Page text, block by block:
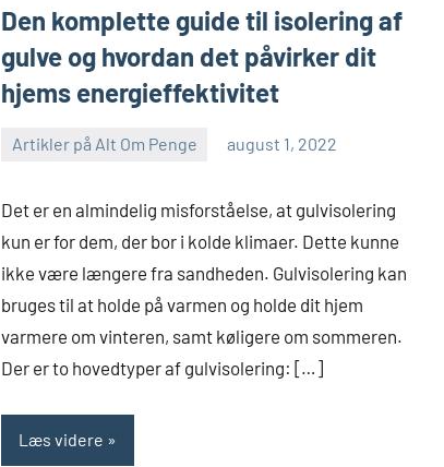
Den komplette guide til isolering af
gulve og hvordan det påvirker dit
hjems energieffektivitet
Artikler på Alt Om Penge august 1, 2022
Det er en almindelig misforståelse, at gulvisolering
kun er for dem, der bor i kolde klimaer. Dette kunne
ikke være længere fra sandheden. Gulvisolering kan
bruges til at holde på varmen og holde dit hjem
varmere om vinteren, samt køligere om sommeren.
Der er to hovedtyper af gulvisolering: […]
Læs videre